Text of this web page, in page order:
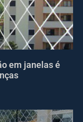
em janelas é